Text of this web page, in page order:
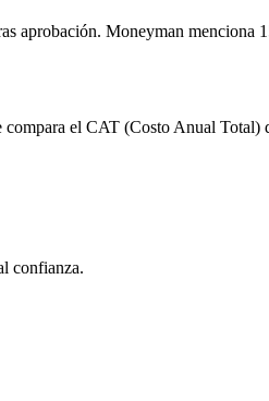
aprobación. Moneyman menciona
el CAT (Costo Anual Total)
confianza.